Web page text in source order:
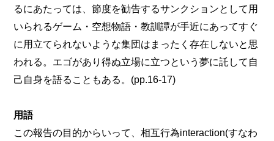
るにあたっては、節度を勧告するサンクションとして用
いられるゲーム・空想物語・教訓譚が手近にあってすぐ
に用立てられないような集団はまったく存在しないと思
われる。エゴがあり得ぬ立場に立つという夢に託して自
己自身を語ることもある。(pp.16-17)
用語
この報告の目的からいって、相互行為interaction(すなわ